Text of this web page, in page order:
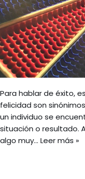
Para hablar de éxito,
felicidad son
un individuo se
situación o resultado.
algo muy… Leer más »